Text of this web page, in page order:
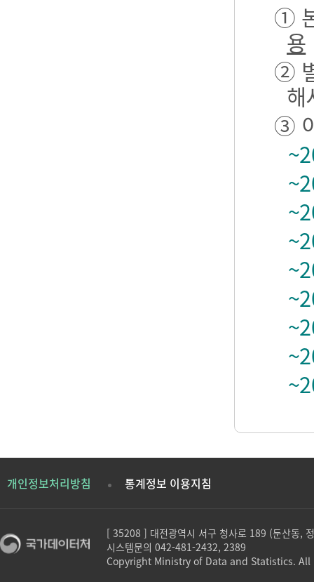
①
용
②
해
③
개인정보처리방침 통계정보 이용지침
[ 35208 ] 대전광역시 서구 청사로 189 (둔산동,
시스템문의 042-481-2432, 2389
Copyright Ministry of Data and Statistics.